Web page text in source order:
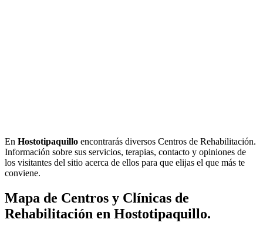
En Hostotipaquillo encontrarás diversos Centros de Rehabilitación.
Información sobre sus servicios, terapias, contacto y opiniones de
los visitantes del sitio acerca de ellos para que elijas el que más te
conviene.
Mapa de Centros y Clínicas de
Rehabilitación en Hostotipaquillo.